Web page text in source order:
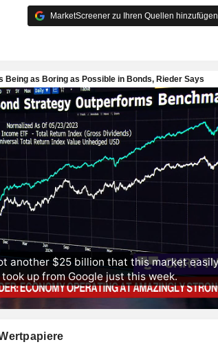
MarketScreener zu Ihren Quellen hinzufügen